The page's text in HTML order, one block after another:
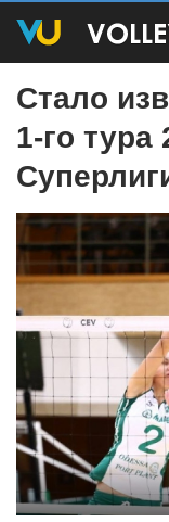
Стало
1-го тура